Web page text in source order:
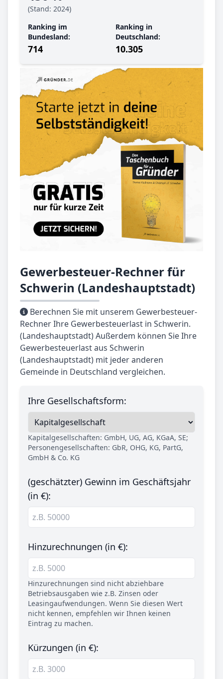
(Stand: 2024)
Ranking im
Bundesland:
714
Ranking in
Deutschland:
10.305
Gewerbesteuer-Rechner für
Schwerin (Landeshauptstadt)
Berechnen Sie mit unserem Gewerbesteuer-
Rechner Ihre Gewerbesteuerlast in Schwerin.
(Landeshauptstadt) Außerdem können Sie Ihre
Gewerbesteuerlast aus Schwerin
(Landeshauptstadt) mit jeder anderen
Gemeinde in Deutschland vergleichen.
Ihre Gesellschaftsform:
Kapitalgesellschaften: GmbH, UG, AG, KGaA, SE;
Personengesellschaften: GbR, OHG, KG, PartG,
GmbH & Co. KG
(geschätzter) Gewinn im Geschäftsjahr
(in €):
Hinzurechnungen (in €):
Hinzurechnungen sind nicht abziehbare
Betriebsausgaben wie z.B. Zinsen oder
Leasingaufwendungen. Wenn Sie diesen Wert
nicht kennen, empfehlen wir Ihnen keinen
Eintrag zu machen.
Kürzungen (in €):